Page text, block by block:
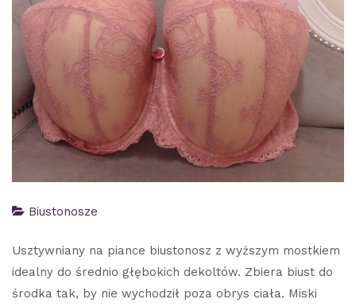
Biustonosze
Usztywniany na piance biustonosz z wyższym mostkiem
idealny do średnio głębokich dekoltów. Zbiera biust do
środka tak, by nie wychodził poza obrys ciała. Miski